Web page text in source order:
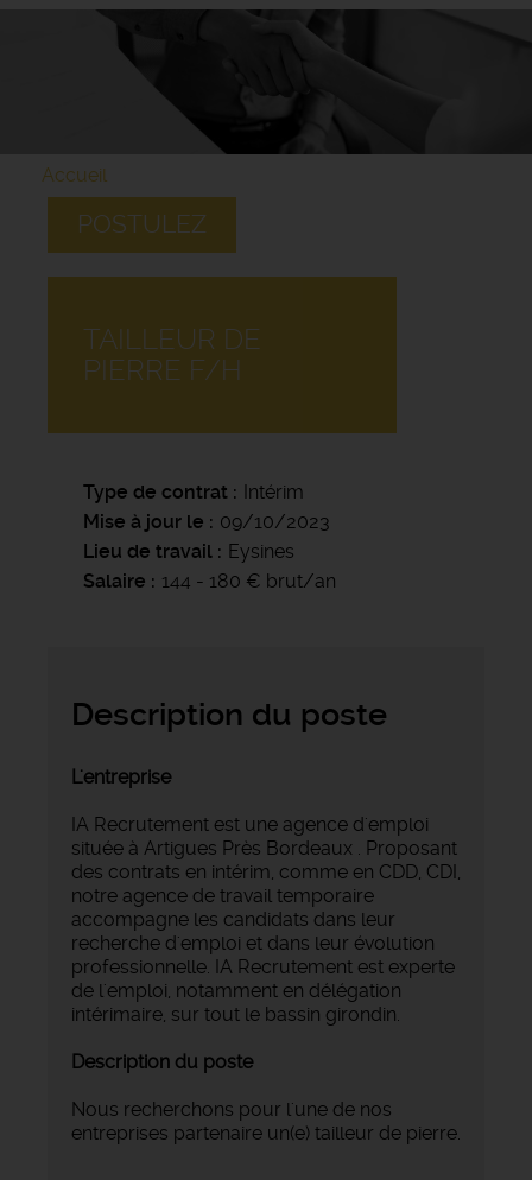
Accueil
POSTULEZ
TAILLEUR DE
PIERRE F/H
Type de contrat
Intérim
Mise à jour le
09/10/2023
Lieu de travail
Eysines
Salaire
144 - 180 € brut/an
Description du poste
L'entreprise
IA Recrutement est une agence d'emploi
située à Artigues Près Bordeaux . Proposant
des contrats en intérim, comme en CDD, CDI,
notre agence de travail temporaire
accompagne les candidats dans leur
recherche d'emploi et dans leur évolution
professionnelle. IA Recrutement est experte
de l'emploi, notamment en délégation
intérimaire, sur tout le bassin girondin.
Description du poste
Nous recherchons pour l'une de nos
entreprises partenaire un(e) tailleur de pierre.